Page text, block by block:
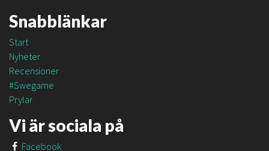
Snabblänkar
Start
Nyheter
Recensioner
#Swegame
Prylar
Vi är sociala på
Facebook